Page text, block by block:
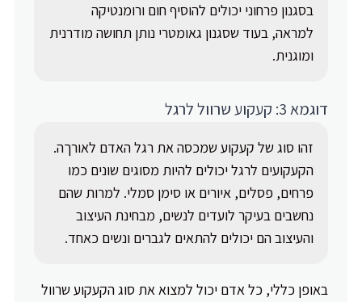
בסגנון פרחוני יכולים להוסיף חום ורומנטיקה
למראה, בעוד שסגנון גאומטרי נותן תחושה מודרנית
ומוגנית.
דוגמא 3: קעקוע שרוול לרגל
זהו סוג של קעקוע שמכסה את רגל האדם לאורךה.
הקעקועים לרגל יכולים להיות מסוגים שונים כמו
פרחים, פסלים, איורים או סימן סמלי. למרות שהם
נחשבים בעיקר לועדים לנשים, מבחינת העיצוב
והעיצוב הם יכולים להתאים לגברים ונשים כאחד.
באופן כללי, כל אדם יכול למצוא את סוג הקעקוע שרוול